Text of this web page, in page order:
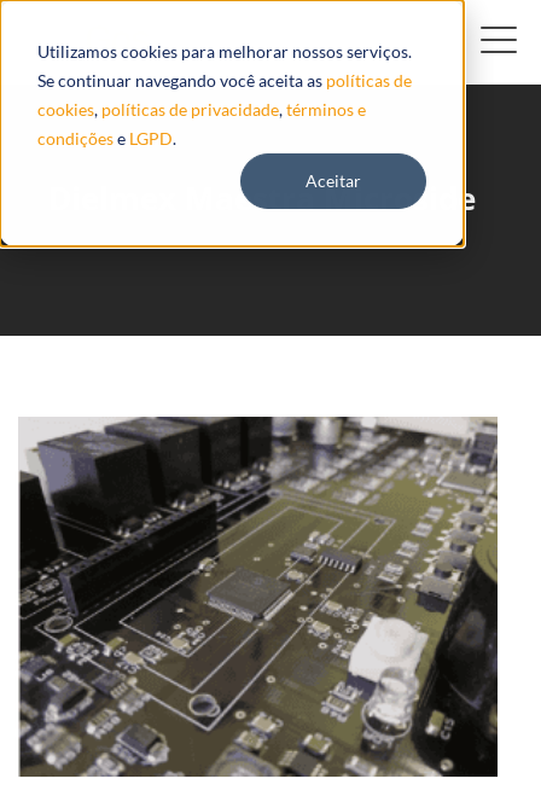
Utilizamos cookies para melhorar nossos serviços.
Se continuar navegando você aceita as políticas de
cookies, políticas de privacidade,términos e
condiçõese LGPD.
Aceitar
Dielmex Maestra Microside